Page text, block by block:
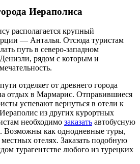
Иераполиса
располагается крупный
— Анталья. Отсюда туристам
путь в северо-западном
рядом с которым и
отделяет от древнего города
отдых в Мармарис. Отправившиеся
успевают вернуться в отели к
из других курортных
необходимо заказать автобусную
Возможны как однодневные туры,
отелях. Заказать подобную
турагентстве любого из турецких